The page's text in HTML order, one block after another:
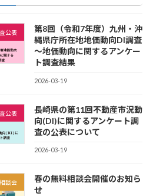
公表
第8回（令和7年度）九州・沖
縄県庁所在地地価動向DI調査
～地価動向に関するアンケー
ト調査結果
2026-03-19
公表
長崎県の第11回不動産市況動
向(DI)に関するアンケート調
査の公表について
2026-03-19
相談会
春の無料相談会開催のお知ら
せ